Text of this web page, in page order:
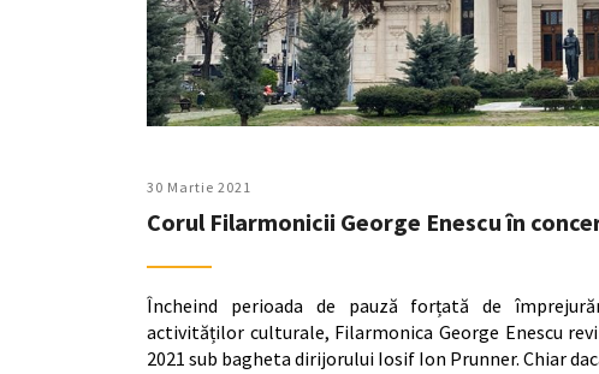
30 Martie 2021
Corul Filarmonicii George Enescu în
Încheind perioada de pauză forțată de
activităților culturale, Filarmonica George Enescu
2021 sub bagheta dirijorului Iosif Ion Prunner. Chiar